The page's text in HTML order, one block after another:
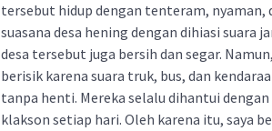
tersebut hidup dengan tenteram, nyaman,
suasana desa hening dengan dihiasi suara
desa tersebut juga bersih dan segar.
berisik karena suara truk, bus, dan
tanpa henti. Mereka selalu dihantui
klakson setiap hari. Oleh karena itu, saya